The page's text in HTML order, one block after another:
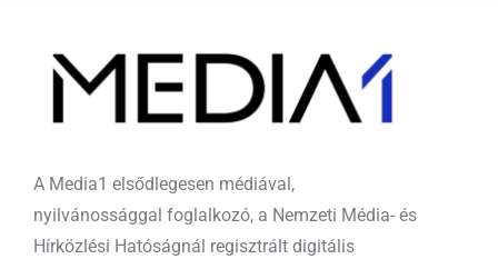
A Media1 elsődlegesen médiával,
nyilvánossággal foglalkozó, a Nemzeti Média- és
Hírközlési Hatóságnál regisztrált digitális